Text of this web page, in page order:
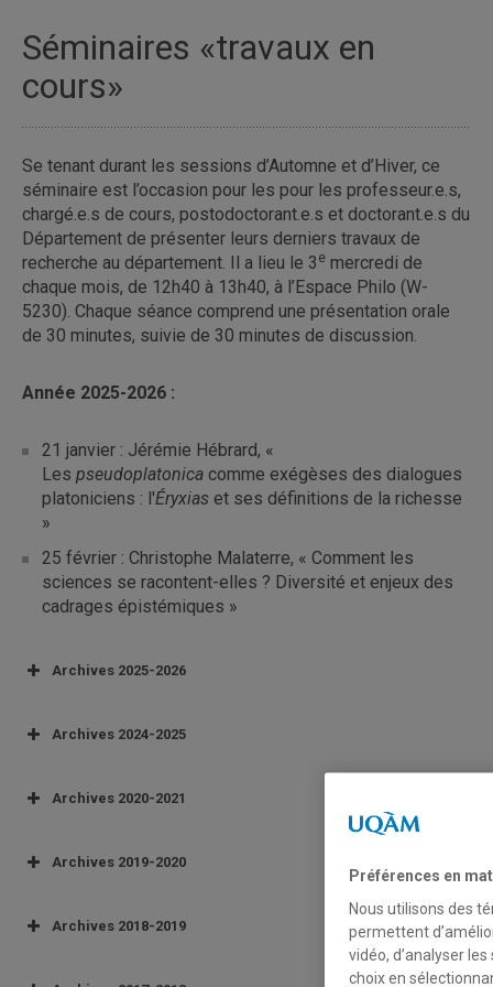
Séminaires «travaux en
cours»
Se tenant durant les sessions d’Automne et d’Hiver, ce
séminaire est l’occasion pour les pour les professeur.e.s,
chargé.e.s de cours, postodoctorant.e.s et doctorant.e.s du
Département de présenter leurs derniers travaux de
recherche au département. Il a lieu le 3 e mercredi de
chaque mois, de 12h40 à 13h40, à l’Espace Philo (W-
5230). Chaque séance comprend une présentation orale
de 30 minutes, suivie de 30 minutes de discussion.
Année 2025-2026 :
21 janvier : Jérémie Hébrard, «
Les pseudoplatonica comme exégèses des dialogues
platoniciens : l'Éryxias et ses définitions de la richesse
»
25 février : Christophe Malaterre, « Comment les
sciences se racontent-elles ? Diversité et enjeux des
cadrages épistémiques »
Archives 2025-2026
Archives 2024-2025
Archives 2020-2021
Archives 2019-2020
Archives 2018-2019
« L’adverbialisme
d’Aristote : le rôle de la copule dans la ‘déduction'
Préférences en
Nous utilisons des
permettent
vidéo, d’analyser
choix en